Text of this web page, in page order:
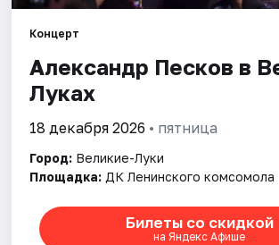
Концерт
Александр Песков в
Луках
18 декабря 2026 • пятница
Город: Великие-Луки
Площадка: ДК Ленинского комсомола
Билеты со скидкой
на Яндекс Афише